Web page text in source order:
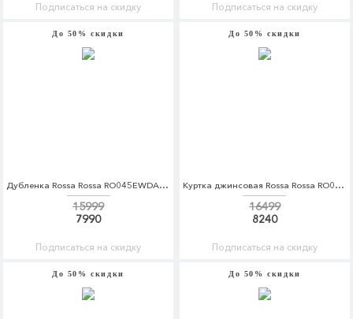
Подписаться на скидку Подписаться на скидку
До 50% скидки
Дубленка Rossa Rossa RO045EWDAWT1
15999
7990
Подписаться на скидку
До 50% скидки
Куртка джинсовая Rossa Rossa RO045EWDAWT6
16499
8240
Подписаться на скидку
До 50% скидки До 50% скидки